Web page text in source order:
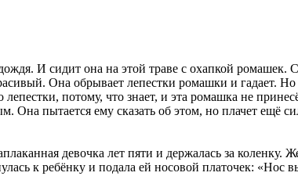
И сидит она на этой траве с охапкой ромашек.
Она обрывает лепестки ромашки и гадает.
потому, что знает, и эта ромашка не
пытается ему сказать об этом, но плачет ещё
девочка лет пяти и держалась за
к ребёнку и подала ей носовой платочек: «Нос